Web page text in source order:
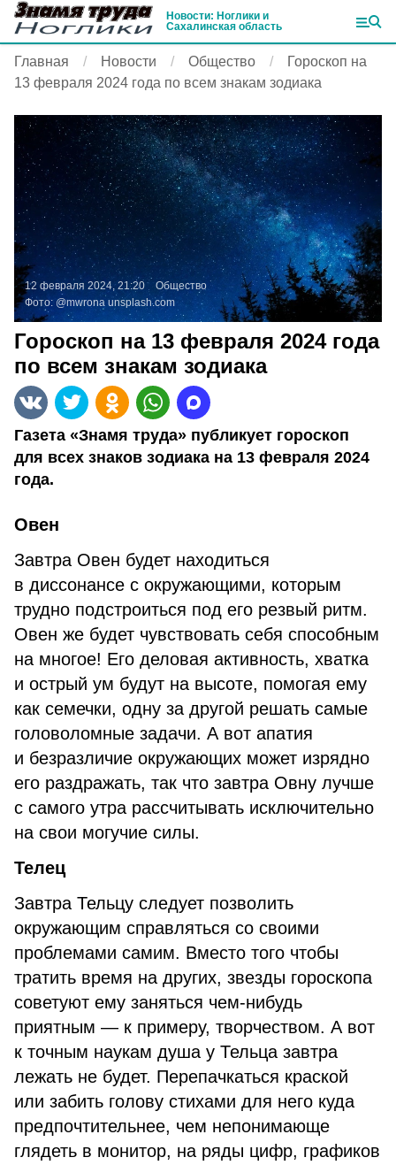
Новости: Ноглики и
Сахалинская область
Главная Новости Общество
Гороскоп на
13 февраля 2024 года по всем знакам зодиака
12 февраля 2024, 21:20
Общество
Фото: @mwrona unsplash.com
Гороскоп на 13 февраля 2024 года
по всем знакам зодиака
Газета «Знамя труда» публикует гороскоп
для всех знаков зодиака на 13 февраля 2024
года.
Овен
Завтра Овен будет находиться
в диссонансе с окружающими, которым
трудно подстроиться под его резвый ритм.
Овен же будет чувствовать себя способным
на многое! Его деловая активность, хватка
и острый ум будут на высоте, помогая ему
как семечки, одну за другой решать самые
головоломные задачи. А вот апатия
и безразличие окружающих может изрядно
его раздражать, так что завтра Овну лучше
с самого утра рассчитывать исключительно
на свои могучие силы.
Телец
Завтра Тельцу следует позволить
окружающим справляться со своими
проблемами самим. Вместо того чтобы
тратить время на других, звезды гороскопа
советуют ему заняться чем-нибудь
приятным — к примеру, творчеством. А вот
к точным наукам душа у Тельца завтра
лежать не будет. Перепачкаться краской
или забить голову стихами для него куда
предпочтительнее, чем непонимающе
глядеть в монитор, на ряды цифр, графиков